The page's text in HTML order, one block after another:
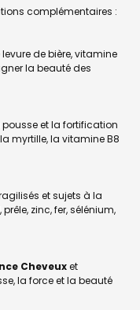
complémentaires :
de bière, vitamine
la beauté des
et la fortification
myrtille, la vitamine B8
et sujets à la
zinc, fer, sélénium,
Cheveuxet
la force et la beauté